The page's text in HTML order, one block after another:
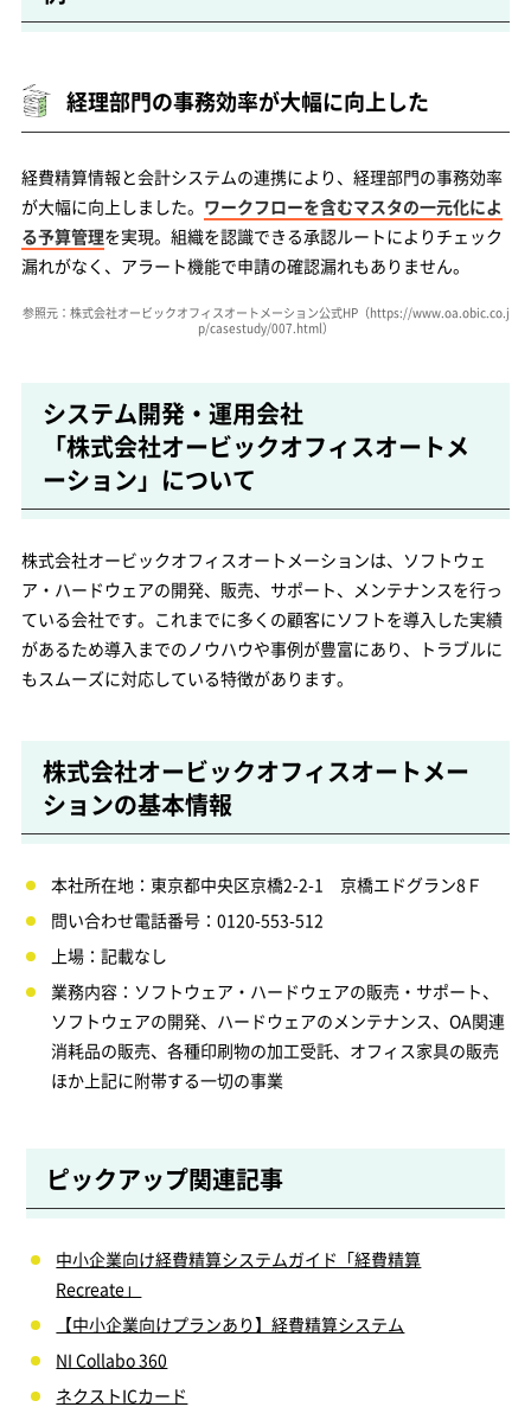
経理部門の事務効率が大幅に向上した
経費精算情報と会計システムの連携により、経理部門の事務効率
が大幅に向上しました。 ワークフローを含むマスタの一元化によ
る予算管理を実現。組織を認識できる承認ルートによりチェック
漏れがなく、アラート機能で申請の確認漏れもありません。
参照元：株式会社オービックオフィスオートメーション公式HP（https://www.oa.obic.co.j
p/casestudy/007.html）
システム開発・運用会社
「株式会社オービックオフィスオートメ
ーション」について
株式会社オービックオフィスオートメーションは、ソフトウェ
ア・ハードウェアの開発、販売、サポート、メンテナンスを行っ
ている会社です。これまでに多くの顧客にソフトを導入した実績
があるため導入までのノウハウや事例が豊富にあり、トラブルに
もスムーズに対応している特徴があります。
株式会社オービックオフィスオートメー
ションの基本情報
本社所在地：東京都中央区京橋2-2-1 京橋エドグラン8Ｆ
問い合わせ電話番号：0120-553-512
上場：記載なし
業務内容：ソフトウェア・ハードウェアの販売・サポート、
ソフトウェアの開発、ハードウェアのメンテナンス、OA関連
消耗品の販売、各種印刷物の加工受託、オフィス家具の販売
ほか上記に附帯する一切の事業
ピックアップ関連記事
中小企業向け経費精算システムガイド「経費精算
Recreate」
【中小企業向けプランあり】経費精算システム
NI Collabo 360
ネクストICカード